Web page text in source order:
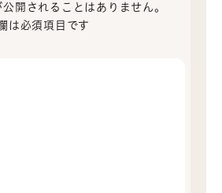
開されることはありません。
は必須項目です